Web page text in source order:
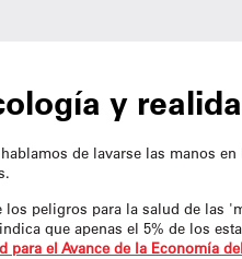
y
de lavarse las manos
los peligros para la salud de las
que apenas el 5% de los
para el Avance de la Economía